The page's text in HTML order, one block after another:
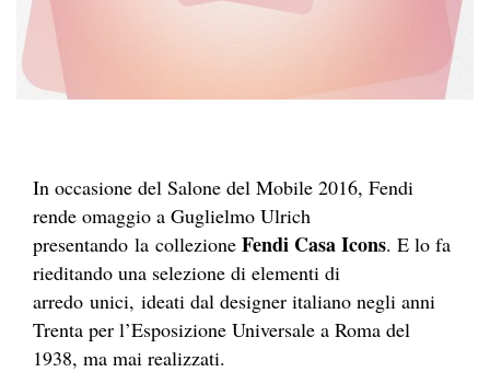
In occasione del Salone del Mobile 2016, Fendi
rende omaggio a Guglielmo Ulrich
presentando la collezione Fendi Casa Icons. E lo fa
rieditando una selezione di elementi di
arredo unici, ideati dal designer italiano negli anni
Trenta per l’Esposizione Universale a Roma del
1938, ma mai realizzati.